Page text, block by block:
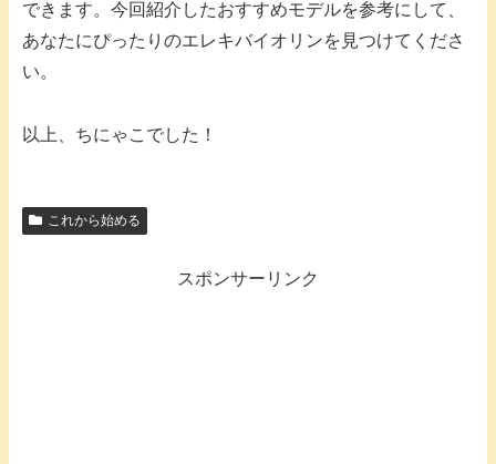
できます。今回紹介したおすすめモデルを参考にして、
あなたにぴったりのエレキバイオリンを見つけてくださ
い。
以上、ちにゃこでした！
これから始める
スポンサーリンク